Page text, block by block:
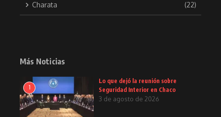
Charata (22)
Más Noticias
1
Lo que dejó la reunión sobre
Seguridad Interior en Chaco
3 de agosto de 2026